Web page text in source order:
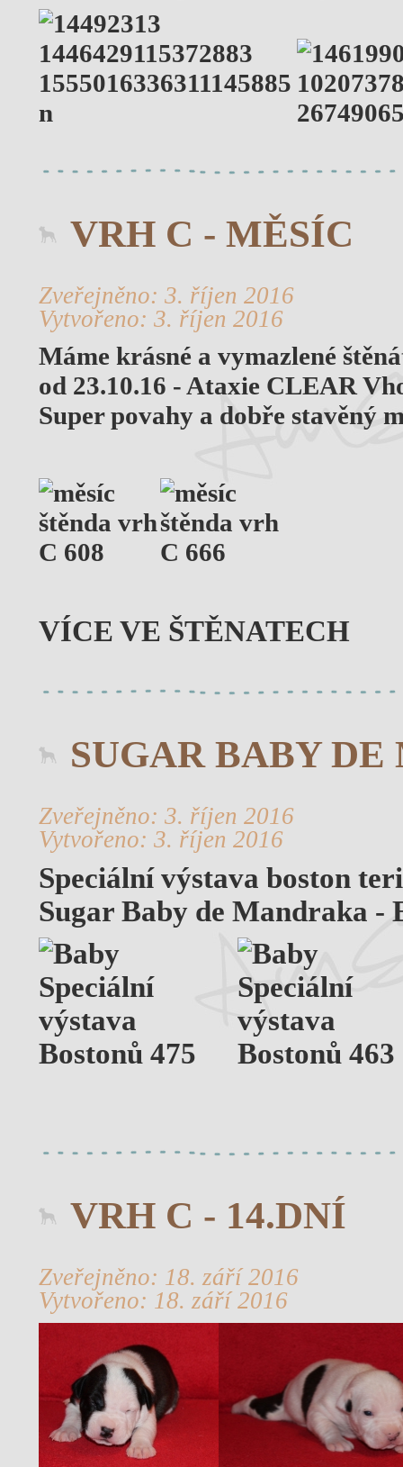
VRH C - MĚSÍC
Zveřejněno: 3. říjen 2016
Vytvořeno: 3. říjen 2016
Máme krásné a vymazlené
od 23.10.16 - Ataxie CLEAR
Super povahy a dobře stavěný
VÍCE VE ŠTĚNATECH
SUGAR BABY
Zveřejněno: 3. říjen 2016
Vytvořeno: 3. říjen 2016
Speciální výstava boston
Sugar Baby de Mandraka -
VRH C - 14.DNÍ
Zveřejněno: 18. září 2016
Vytvořeno: 18. září 2016